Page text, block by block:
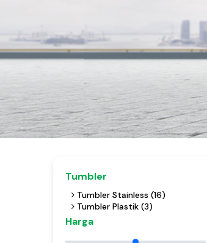
Tumbler
Tumbler Stainless (16)
Tumbler Plastik (3)
Harga